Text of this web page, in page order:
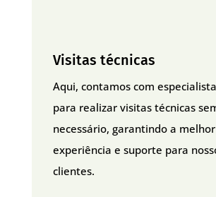
Visitas técnicas
Aqui, contamos com
para realizar visitas técnicas
necessário, garantindo a melhor
experiência e suporte para
clientes.